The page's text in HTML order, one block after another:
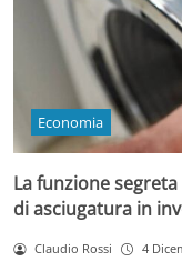
Economia
La funzione
di asciugatura in
Claudio Rossi 4